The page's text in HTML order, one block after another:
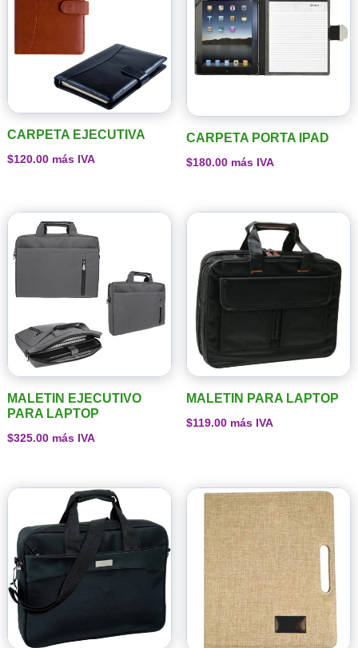
CARPETA EJECUTIVA
$120.00más IVA
CARPETA PORTA IPAD
$180.00más IVA
MALETIN EJECUTIVO
PARA LAPTOP
$325.00más IVA
MALETIN PARA LAPTOP
$119.00más IVA